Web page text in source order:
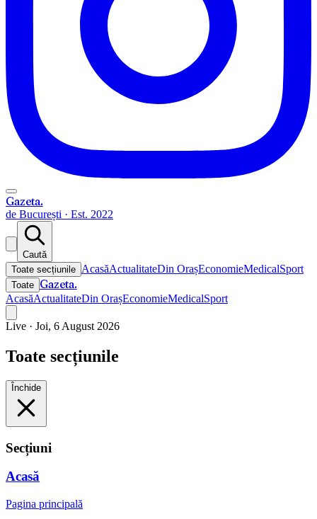
Gazeta.
de București · Est. 2022
Caută
Toate secțiunile AcasăActualitateDin OrașEconomieMedicalSport
Toate Gazeta.
AcasăActualitateDin OrașEconomieMedicalSport
Live · Joi, 6 August 2026
Toate secțiunile
Închide
Secțiuni
Acasă
Pagina principală